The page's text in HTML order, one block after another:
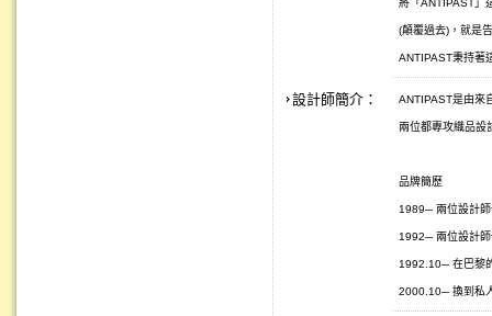
將「ANTIPAST」
(顛覆過去)，就是
ANTIPAST秉持著
設計師簡介： ANTIPAST是由來
兩位都專攻織品設
品牌簡歷
1989─ 兩位設計
1992─ 兩位設計
1992.10─ 在巴黎
2000.10─ 換到私